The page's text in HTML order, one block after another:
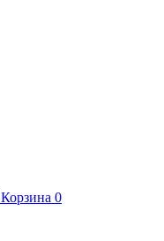
Корзина 0